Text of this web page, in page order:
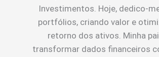
Investimentos. Hoje, dedico-
portfólios, criando valor e
retorno dos ativos. Minha
transformar dados financeiros